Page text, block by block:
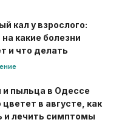
кал у взрослого:
какие болезни
и что делать
и пыльца в Одессе
цветет в августе, как
и лечить симптомы